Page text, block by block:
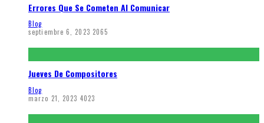
Errores Que Se Cometen Al Comunicar
Blog
septiembre 6, 2023 2065
Jueves De Compositores
Blog
marzo 21, 2023 4023